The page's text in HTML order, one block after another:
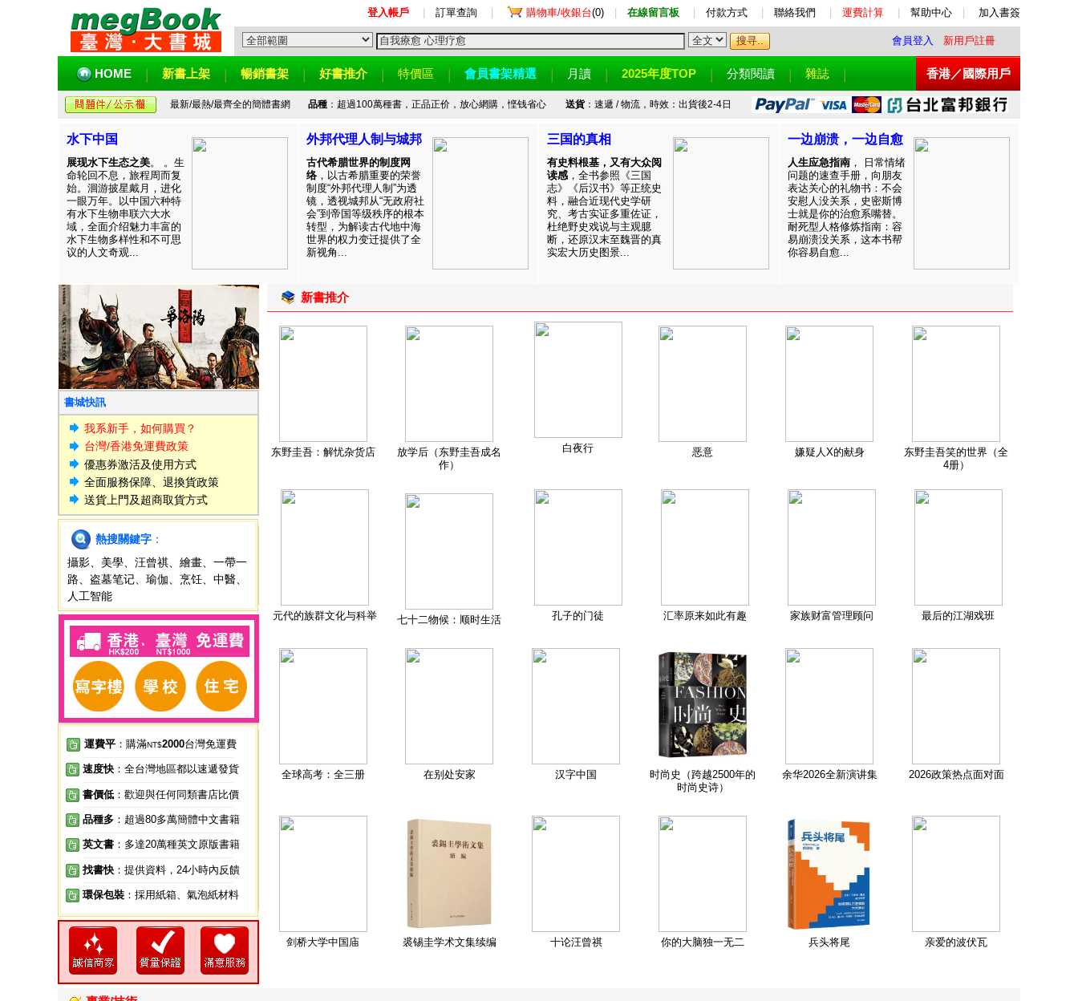
登入帳戶 訂單查詢 購物車/收銀台(0) 在線留言板 付款方式 聯絡我們 運費計算 幫助中心 加入書簽
會員登入 新用戶註冊
HOME 新書上架 暢銷書架 好書推介 特價區 會員書架精選 月讀 2025年度TOP 分類閱讀 雜誌 香港／國際用戶
最新/最熱/最齊全的簡體書網 品種：超過100萬種書，正品正价，放心網購，悭钱省心 送貨：速遞 / 物流，時效：出貨後2-4日
水下中国
展现水下生态之美。 。生
命轮回不息，旅程周而复
始。洄游披星戴月，进化
一眼万年。以中国六种特
有水下生物串联六大水
域，全面介绍魅力丰富的
水下生物多样性和不可思
议的人文奇观...
外邦代理人制与城邦
古代希腊世界的制度网
络 ，以古希腊重要的荣誉
制度“外邦代理人制”为透
镜，透视城邦从“无政府社
会”到帝国等级秩序的根本
转型，为解读古代地中海
世界的权力变迁提供了全
新视角...
三国的真相
有史料根基，又有大众阅
读感 ，全书参照《三国
志》《后汉书》等正统史
料，融合近现代史学研
究、考古实证多重佐证，
杜绝野史戏说与主观臆
断，还原汉末至魏晋的真
实宏大历史图景...
一边崩溃，一边自愈
人生应急指南 ， 日常情绪
问题的速查手册，向朋友
表达关心的礼物书：不会
安慰人没关系，史密斯博
士就是你的治愈系嘴替。
耐死型人格修炼指南：容
易崩溃没关系，这本书帮
你容易自愈...
書城快訊
我系新手，如何購買？
台灣/香港免運費政策
優惠券激活及使用方式
全面服務保障、退換貨政策
送貨上門及超商取貨方式
熱搜關鍵字 ：
攝影
美學 汪曾祺 繪畫
一帶一
路
盗墓笔记 瑜伽 烹饪 中醫
人工智能
運費平 ：購滿NT$2000台灣免運費
速度快 ：全台灣地區都以速遞發貨
書價低 ：歡迎與任何同類書店比價
品種多 ：超過80多萬簡體中文書籍
英文書 ：多達20萬種英文原版書籍
找書快 ：提供資料，24小時內反饋
環保包裝 ：採用紙箱、氣泡紙材料
新書推介
东野圭吾：解忧杂货店
放学后（东野圭吾成名
作）
白夜行 恶意 嫌疑人X的献身
东野圭吾笑的世界（全
4册）
元代的族群文化与科举 七十二物候：顺时生活 孔子的门徒 汇率原来如此有趣 家族财富管理顾问 最后的江湖戏班
全球高考：全三册 在别处安家 汉字中国
时尚史（跨越2500年的
时尚史诗）
余华2026全新演讲集 2026政策热点面对面
剑桥大学中国庙 裘锡圭学术文集续编 十论汪曾祺 你的大脑独一无二 兵头将尾 亲爱的波伏瓦